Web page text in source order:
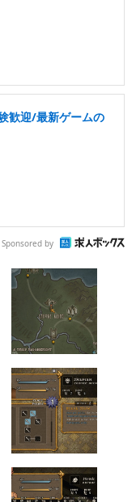
歓迎/最新ゲームの
Sponsored by